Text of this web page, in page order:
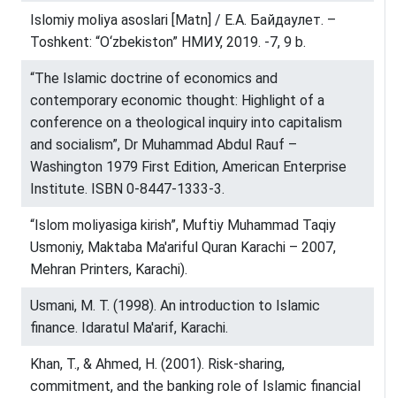
Islomiy moliya asoslari [Matn] / Е.А. Байдаулет. –
Toshkent: “O‘zbekiston” НМИУ, 2019. -7, 9 b.
“The Islamic doctrine of economics and
contemporary economic thought: Highlight of a
conference on a theological inquiry into capitalism
and socialism”, Dr Muhammad Abdul Rauf –
Washington 1979 First Edition, American Enterprise
Institute. ISBN 0-8447-1333-3.
“Islom moliyasiga kirish”, Muftiy Muhammad Taqiy
Usmoniy, Maktaba Ma'ariful Quran Karachi – 2007,
Mehran Printers, Karachi).
Usmani, M. T. (1998). An introduction to Islamic
finance. Idaratul Ma'arif, Karachi.
Khan, T., & Ahmed, H. (2001). Risk-sharing,
commitment, and the banking role of Islamic financial